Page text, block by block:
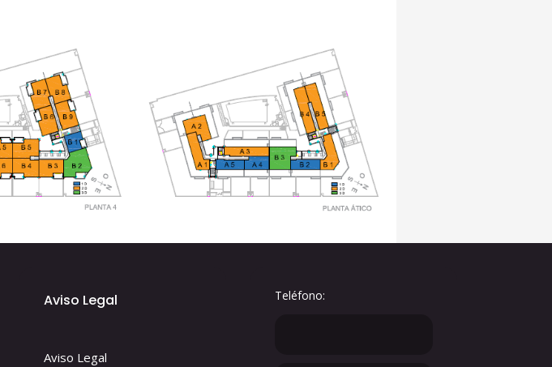
Aviso Legal
Aviso Legal
Teléfono: